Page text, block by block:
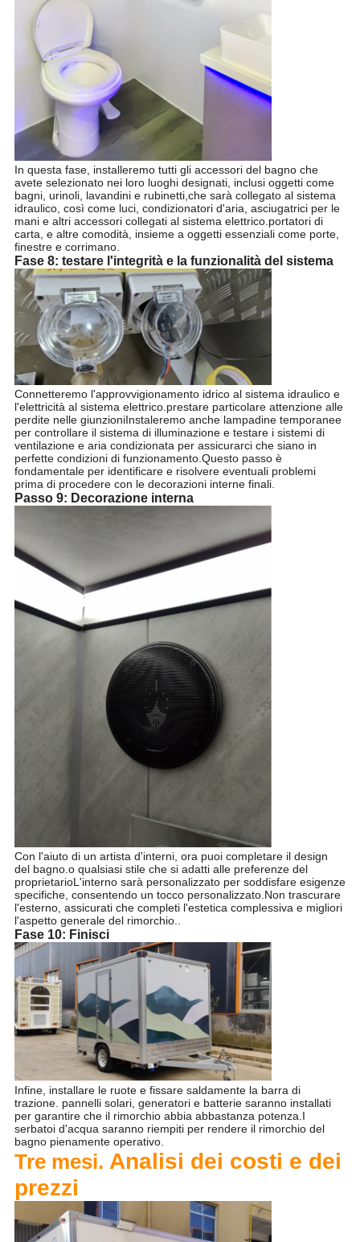
In questa fase, installeremo tutti gli accessori del bagno che
avete selezionato nei loro luoghi designati, inclusi oggetti come
bagni, urinoli, lavandini e rubinetti,che sarà collegato al sistema
idraulico, così come luci, condizionatori d'aria, asciugatrici per le
mani e altri accessori collegati al sistema elettrico.portatori di
carta, e altre comodità, insieme a oggetti essenziali come porte,
finestre e corrimano.
Fase 8: testare l'integrità e la funzionalità del sistema
Connetteremo l'approvvigionamento idrico al sistema idraulico e
l'elettricità al sistema elettrico.prestare particolare attenzione alle
perdite nelle giunzioniInstaleremo anche lampadine temporanee
per controllare il sistema di illuminazione e testare i sistemi di
ventilazione e aria condizionata per assicurarci che siano in
perfette condizioni di funzionamento.Questo passo è
fondamentale per identificare e risolvere eventuali problemi
prima di procedere con le decorazioni interne finali.
Passo 9: Decorazione interna
Con l'aiuto di un artista d'interni, ora puoi completare il design
del bagno.o qualsiasi stile che si adatti alle preferenze del
proprietarioL'interno sarà personalizzato per soddisfare esigenze
specifiche, consentendo un tocco personalizzato.Non trascurare
l'esterno, assicurati che completi l'estetica complessiva e migliori
l'aspetto generale del rimorchio..
Fase 10: Finisci
Infine, installare le ruote e fissare saldamente la barra di
trazione. pannelli solari, generatori e batterie saranno installati
per garantire che il rimorchio abbia abbastanza potenza.I
serbatoi d'acqua saranno riempiti per rendere il rimorchio del
bagno pienamente operativo.
Tre mesi. Analisi dei costi e dei
prezzi